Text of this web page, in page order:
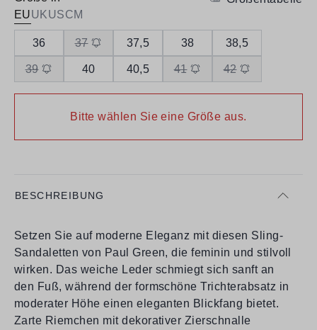
EUUKUSCM
36 37 37,5 38 38,5
39 40 40,5 41 42
Bitte wählen Sie eine Größe aus.
BESCHREIBUNG
Setzen Sie auf moderne Eleganz mit diesen Sling-
Sandaletten von Paul Green, die feminin und stilvoll
wirken. Das weiche Leder schmiegt sich sanft an
den Fuß, während der formschöne Trichterabsatz in
moderater Höhe einen eleganten Blickfang bietet.
Zarte Riemchen mit dekorativer Zierschnalle